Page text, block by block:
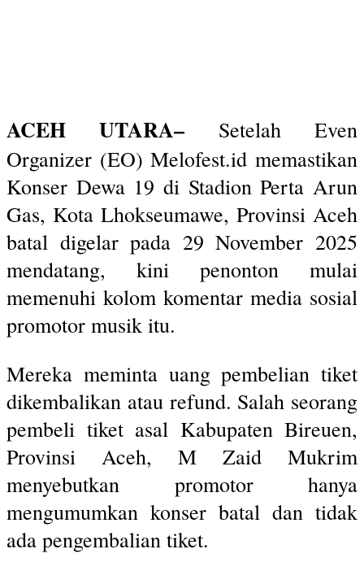
ACEH UTARA– Setelah Even
Organizer (EO) Melofest.id memastikan
Konser Dewa 19 di Stadion Perta Arun
Gas, Kota Lhokseumawe, Provinsi Aceh
batal digelar pada 29 November 2025
mendatang, kini penonton mulai
memenuhi kolom komentar media sosial
promotor musik itu.
Mereka meminta uang pembelian tiket
dikembalikan atau refund. Salah seorang
pembeli tiket asal Kabupaten Bireuen,
Provinsi Aceh, M Zaid Mukrim
menyebutkan promotor hanya
mengumumkan konser batal dan tidak
ada pengembalian tiket.